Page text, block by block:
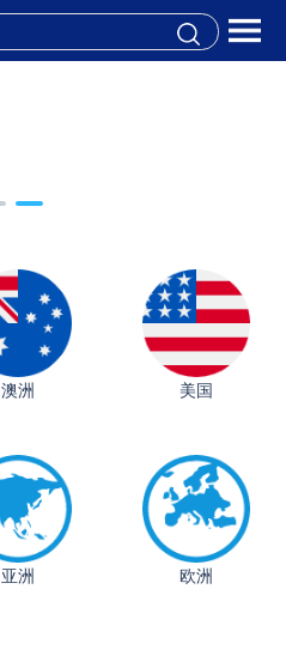
澳洲 美国
亚洲 欧洲